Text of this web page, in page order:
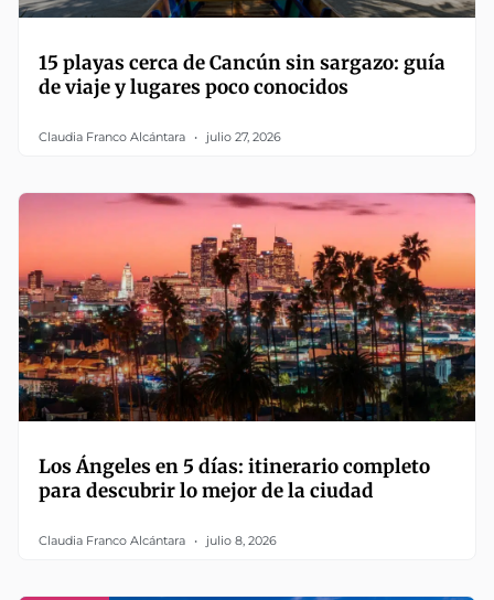
15 playas cerca de Cancún sin sargazo: guía
de viaje y lugares poco conocidos
Claudia Franco Alcántara julio 27, 2026
Los Ángeles en 5 días: itinerario completo
para descubrir lo mejor de la ciudad
Claudia Franco Alcántara julio 8, 2026